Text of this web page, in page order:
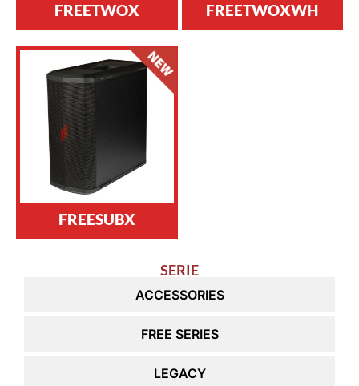
SERIE
ACCESSORIES
FREE SERIES
LEGACY
FREETWOX FREETWOXWH
FREESUBX